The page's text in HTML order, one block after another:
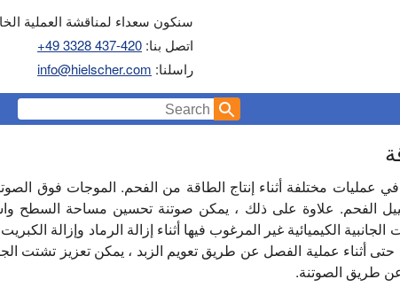
سنكون سعداء لمناقشة العملية
اتصل بنا: +49 3328 437-420
راسلنا: info@hielscher.com
عمليات مختلفة أثناء إنتاج الطاقة من الفحم. الموجات فوق
تسييل الفحم. علاوة على ذلك ، يمكن صوتنة تحسين مساحة السطح
الكيميائية غير المرغوب فيها أثناء إزالة الرماد وإزالة الكبريت
حتى أثناء عملية الفصل عن طريق تعويم الزبد ، يمكن تعزيز تشتت
طريق الصوتنة.